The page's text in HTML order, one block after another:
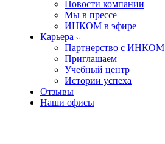
Новости компании
Мы в прессе
ИНКОМ в эфире
Карьера
Партнерство с ИНКОМ
Приглашаем
Учебный центр
Истории успеха
Отзывы
Наши офисы